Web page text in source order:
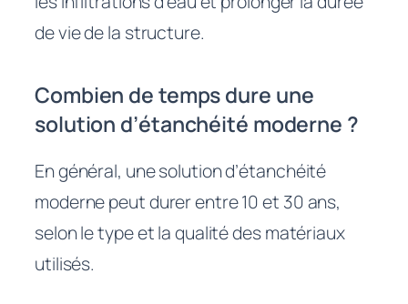
de vie de la structure.
Combien de temps dure une
solution d’étanchéité moderne ?
En général, une solution d’étanchéité
moderne peut durer entre 10 et 30 ans,
selon le type et la qualité des matériaux
utilisés.